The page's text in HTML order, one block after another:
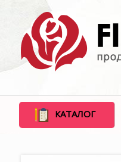
КАТАЛОГ